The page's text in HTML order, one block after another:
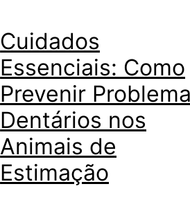
Cuidados
Essenciais: Como
Prevenir
Dentários nos
Animais de
Estimação